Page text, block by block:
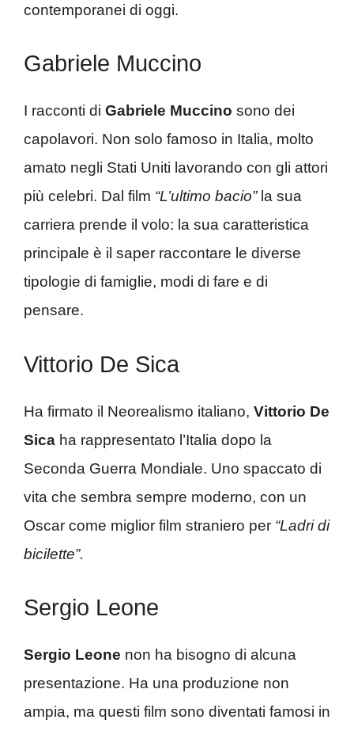
contemporanei di oggi.
Gabriele Muccino
I racconti di Gabriele Muccino sono dei
capolavori. Non solo famoso in Italia, molto
amato negli Stati Uniti lavorando con gli attori
più celebri. Dal film “L’ultimo bacio”la sua
carriera prende il volo: la sua caratteristica
principale è il saper raccontare le diverse
tipologie di famiglie, modi di fare e di
pensare.
Vittorio De Sica
Ha firmato il Neorealismo italiano, Vittorio De
Sica ha rappresentato l’Italia dopo la
Seconda Guerra Mondiale. Uno spaccato di
vita che sembra sempre moderno, con un
Oscar come miglior film straniero per “Ladri di
bicilette”.
Sergio Leone
Sergio Leone non ha bisogno di alcuna
presentazione. Ha una produzione non
ampia, ma questi film sono diventati famosi in